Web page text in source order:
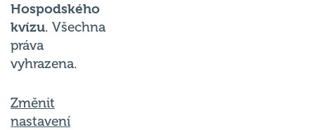
Hospodského
kvízu. Všechna
práva
vyhrazena.
Změnit
nastavení